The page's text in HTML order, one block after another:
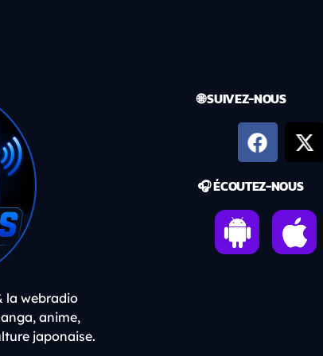
la webradio
anime,
japonaise.
🌐 SUIVEZ-NOUS
🎧 ÉCOUTEZ-NOUS